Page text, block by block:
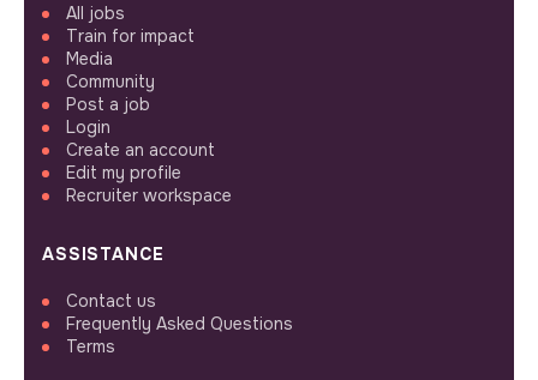
All jobs
Train for impact
Media
Community
Post a job
Login
Create an account
Edit my profile
Recruiter workspace
ASSISTANCE
Contact us
Frequently Asked Questions
Terms